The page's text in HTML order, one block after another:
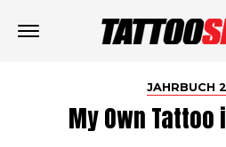
JAHRBUCH
My Own Tattoo